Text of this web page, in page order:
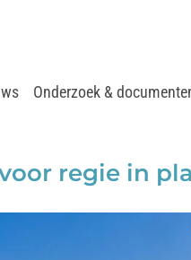
Onderzoek &
regie in